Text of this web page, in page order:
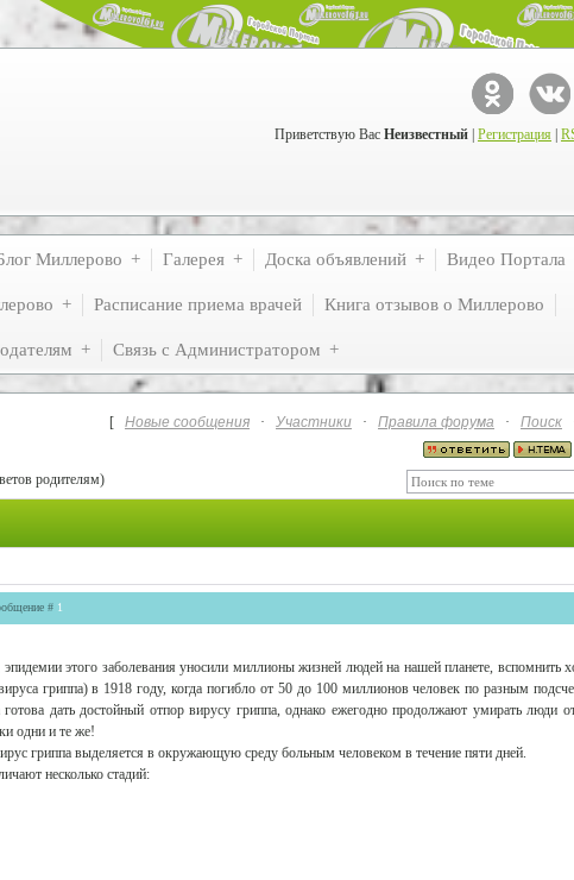
Приветствую Вас Неизвестный Регистрация
Миллерово Галерея Доска объявлений Видео Портала
Расписание приема врачей Книга отзывов о Миллерово
Связь с Администратором
[ Новые сообщения · Участники · Правила форума · Поиск
родителям)
# 1
эпидемии этого заболевания уносили миллионы жизней людей на нашей планете, вспомнить
гриппа) в 1918 году, когда погибло от 50 до 100 миллионов человек по разным
дать достойный отпор вирусу гриппа, однако ежегодно продолжают умирать люди
одни и те же!
гриппа выделяется в окружающую среду больным человеком в течение пяти дней.
несколько стадий: